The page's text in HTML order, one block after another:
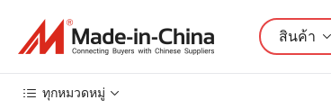
สินค้า
ทุกหมวดหมู่